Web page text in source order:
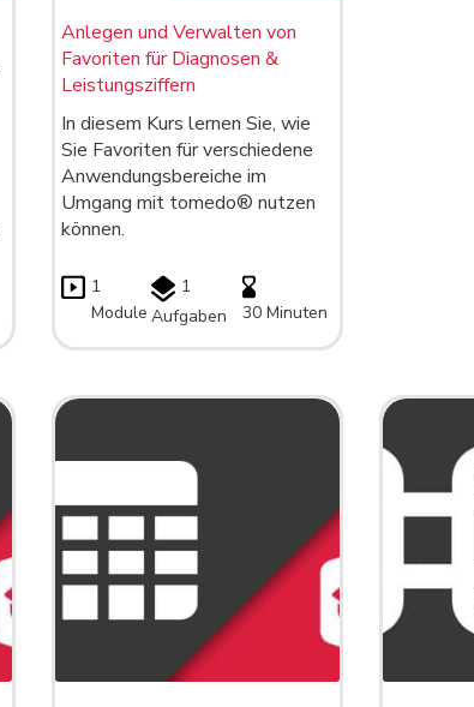
Anlegen und Verwalten von
Favoriten für Diagnosen &
Leistungsziffern
In diesem Kurs lernen Sie, wie
Sie Favoriten für verschiedene
Anwendungsbereiche im
Umgang mit tomedo® nutzen
können.
1
Module
1
Aufgaben
30 Minuten